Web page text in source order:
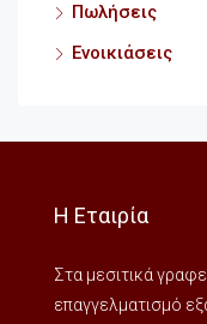
Πωλήσεις
Ενοικιάσεις
Η Εταιρία
Στα μεσιτικά
επαγγελματισμό